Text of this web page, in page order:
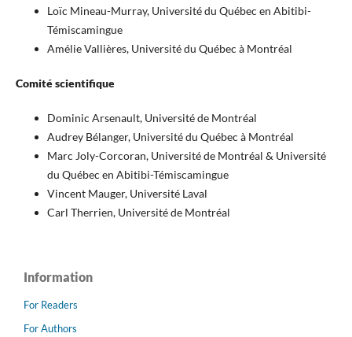
Loïc Mineau-Murray, Université du Québec en Abitibi-
Témiscamingue
Amélie Vallières, Université du Québec à Montréal
Comité scientifique
Dominic Arsenault, Université de Montréal
Audrey Bélanger, Université du Québec à Montréal
Marc Joly-Corcoran, Université de Montréal & Université
du Québec en Abitibi-Témiscamingue
Vincent Mauger, Université Laval
Carl Therrien, Université de Montréal
Information
For Readers
For Authors